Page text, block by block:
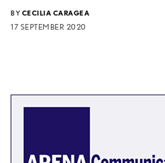
BY CECILIA CARAGEA
17 SEPTEMBER 2020